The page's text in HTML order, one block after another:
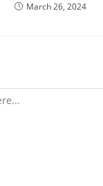
March 26, 2024